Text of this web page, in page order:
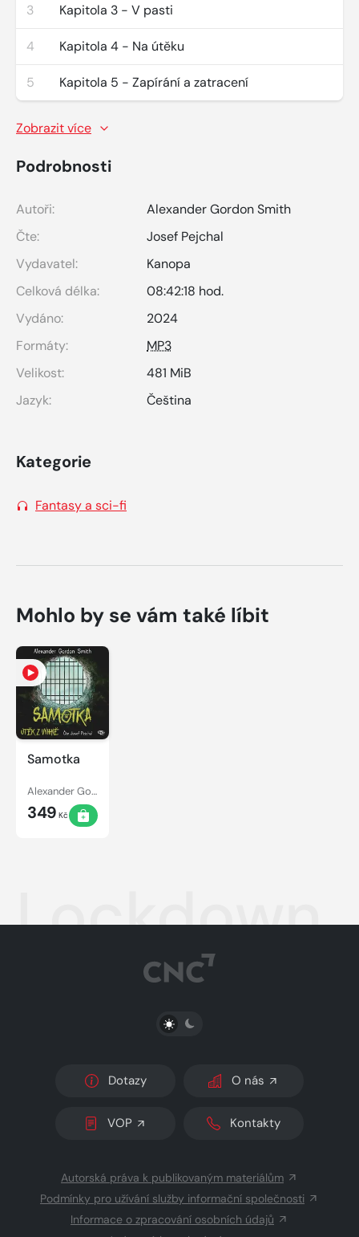
3 Kapitola 3 - V pasti
4 Kapitola 4 - Na útěku
5 Kapitola 5 - Zapírání a zatracení
Zobrazit více
Podrobnosti
Autoři:
Alexander Gordon Smith
Čte:
Josef Pejchal
Vydavatel:
Kanopa
Celková délka:
08:42:18 hod.
Vydáno:
2024
Formáty:
MP3
Velikost:
481 MiB
Jazyk:
Čeština
Kategorie
Fantasy a sci-fi
Mohlo by se vám také líbit
Samotka
Alexander Gordon Smith
349 Kč
Lockdown
PŘEPNOUT SVĚTLÝ/TMAVÝ REŽIM
Dotazy O nás
VOP Kontakty
Autorská práva k publikovaným materiálům
Podmínky pro užívání služby informační společnosti
Informace o zpracování osobních údajů